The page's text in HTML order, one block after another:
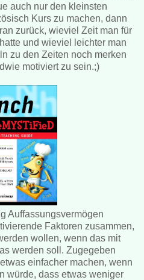
auch nur den kleinsten
Kurs zu machen, dann
zurück, wieviel Zeit man für
und wieviel leichter man
zu den Zeiten noch merken
motiviert zu sein.;)
Auffassungsvermögen
Faktoren zusammen,
wollen, wenn das mit
werden soll. Zugegeben
einfacher machen, wenn
würde, dass etwas weniger